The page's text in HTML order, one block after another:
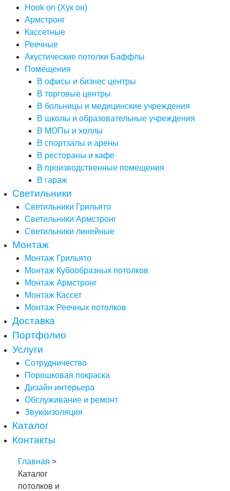
Hook on (Хук он)
Армстронг
Кассетные
Реечные
Акустические потолки Баффлы
Помещения
В офисы и бизнес центры
В торговые центры
В больницы и медицинские учреждения
В школы и образовательные учреждения
В МОПы и холлы
В спортзалы и арены
В рестораны и кафе
В производственные помещения
В гараж
Светильники
Светильники Грильято
Светильники Армстронг
Светильники линейные
Монтаж
Монтаж Грильято
Монтаж Кубообразных потолков
Монтаж Армстронг
Монтаж Кассет
Монтаж Реечных потолков
Доставка
Портфолио
Услуги
Сотрудничество
Порошковая покраска
Дизайн интерьера
Обслуживание и ремонт
Звукоизоляция
Каталог
Контакты
Главная >
Каталог
потолков и